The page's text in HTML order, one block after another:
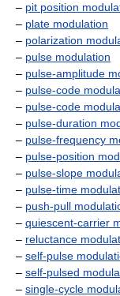
– pit position
– plate modulation
– polarization
– pulse modulation
– pulse-amplitude
– pulse-code
– pulse-code
– pulse-duration
– pulse-frequency
– pulse-position
– pulse-slope
– pulse-time
– push-pull
– quiescent-carrier
– reluctance
– self-pulse
– self-pulsed
– single-cycle